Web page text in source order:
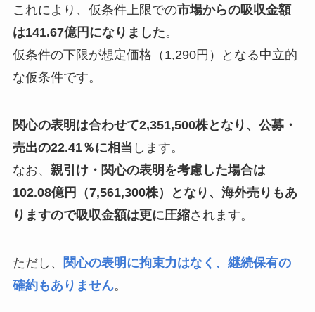
これにより、仮条件上限での市場からの吸収金額
は141.67億円になりました。
仮条件の下限が想定価格（1,290円）となる中立的
な仮条件です。
関心の表明は合わせて2,351,500株となり、公募・
売出の22.41％に相当 します。
なお、 親引け・関心の表明を考慮した場合は
102.08億円（7,561,300株）となり、海外売りもあ
りますので吸収金額は更に圧縮されます。
ただし、
関心の表明に拘束力はなく、継続保有の
確約もありません。